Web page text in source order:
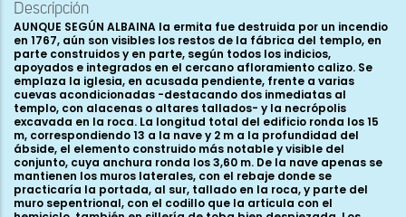
Descripción
AUNQUE SEGÚN ALBAINA la ermita fue destruida por un incendio
en 1767, aún son visibles los restos de la fábrica del templo, en
parte construidos y en parte, según todos los indicios,
apoyados e integrados en el cercano afloramiento calizo. Se
emplaza la iglesia, en acusada pendiente, frente a varias
cuevas acondicionadas -destacando dos inmediatas al
templo, con alacenas o altares tallados- y la necrópolis
excavada en la roca. La longitud total del edificio ronda los 15
m, correspondiendo 13 a la nave y 2 m a la profundidad del
ábside, el elemento construido más notable y visible del
conjunto, cuya anchura ronda los 3,60 m. De la nave apenas se
mantienen los muros laterales, con el rebaje donde se
practicaría la portada, al sur, tallado en la roca, y parte del
muro sepentrional, con el codillo que la articula con el